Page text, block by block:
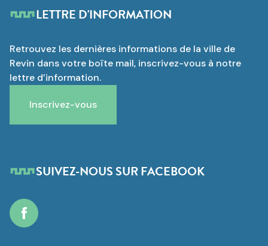
LETTRE D'INFORMATION
Retrouvez les dernières informations de la ville de
Revin dans votre boîte mail, inscrivez-vous à notre
lettre d’information.
Inscrivez-vous
SUIVEZ-NOUS SUR FACEBOOK